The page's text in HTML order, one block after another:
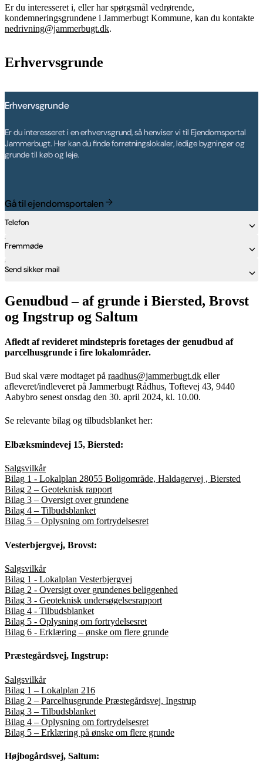
Er du interesseret i, eller har spørgsmål vedrørende,
kondemneringsgrundene i Jammerbugt Kommune, kan du kontakte
nedrivning@jammerbugt.dk.
Erhvervsgrunde
Erhvervsgrunde
Er du interesseret i en erhvervsgrund, så henviser vi til Ejendomsportal
Jammerbugt. Her kan du finde forretningslokaler, ledige bygninger og
grunde til køb og leje.
Gå til ejendomsportalen
Telefon
Fremmøde
Send sikker mail
Genudbud – af grunde i Biersted, Brovst
og Ingstrup og Saltum
Afledt af revideret mindstepris foretages der genudbud af
parcelhusgrunde i fire lokalområder.
Bud skal være modtaget på raadhus@jammerbugt.dk eller
afleveret/indleveret på Jammerbugt Rådhus, Toftevej 43, 9440
Aabybro senest onsdag den 30. april 2024, kl. 10.00.
Se relevante bilag og tilbudsblanket her:
Elbæksmindevej 15, Biersted:
Salgsvilkår
Bilag 1 - Lokalplan 28055 Boligområde, Haldagervej , Biersted
Bilag 2 – Geoteknisk rapport
Bilag 3 – Oversigt over grundene
Bilag 4 – Tilbudsblanket
Bilag 5 – Oplysning om fortrydelsesret
Vesterbjergvej, Brovst:
Salgsvilkår
Bilag 1 - Lokalplan Vesterbjergvej
Bilag 2 - Oversigt over grundenes beliggenhed
Bilag 3 - Geoteknisk undersøgelsesrapport
Bilag 4 - Tilbudsblanket
Bilag 5 - Oplysning om fortrydelsesret
Bilag 6 - Erklæring – ønske om flere grunde
Præstegårdsvej, Ingstrup:
Salgsvilkår
Bilag 1 – Lokalplan 216
Bilag 2 – Parcelhusgrunde Præstegårdsvej, Ingstrup
Bilag 3 – Tilbudsblanket
Bilag 4 – Oplysning om fortrydelsesret
Bilag 5 – Erklæring på ønske om flere grunde
Højbogårdsvej, Saltum: